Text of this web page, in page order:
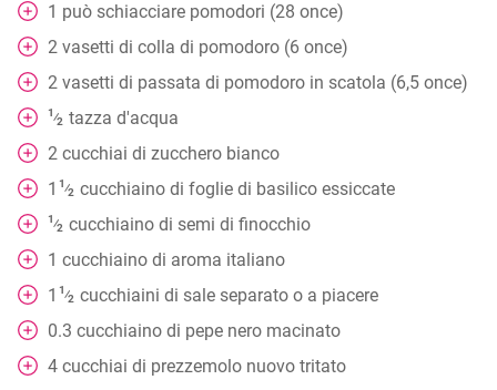
1 può schiacciare pomodori (28 once)
2 vasetti di colla di pomodoro (6 once)
2 vasetti di passata di pomodoro in scatola (6,5 once)
1⁄2 tazza d'acqua
2 cucchiai di zucchero bianco
1 1⁄2 cucchiaino di foglie di basilico essiccate
1⁄2 cucchiaino di semi di finocchio
1 cucchiaino di aroma italiano
1 1⁄2 cucchiaini di sale separato o a piacere
0.3 cucchiaino di pepe nero macinato
4 cucchiai di prezzemolo nuovo tritato